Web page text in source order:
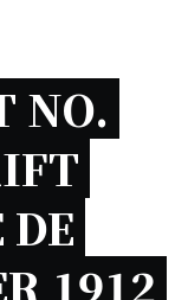
NO.
DE